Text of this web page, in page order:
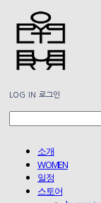
LOG IN 로그인
소개
WOMEN
일정
스토어